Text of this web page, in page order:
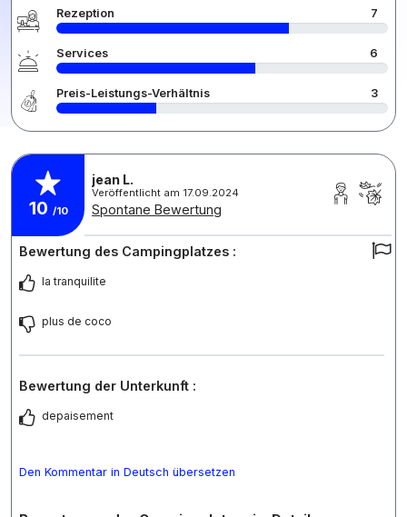
Rezeption 7
Services 6
Preis-Leistungs-Verhältnis 3
10 /10
jean L.
Veröffentlicht am 17.09.2024
Spontane Bewertung
Bewertung des Campingplatzes :
la tranquilite
plus de coco
Bewertung der Unterkunft :
depaisement
Den Kommentar in Deutsch übersetzen